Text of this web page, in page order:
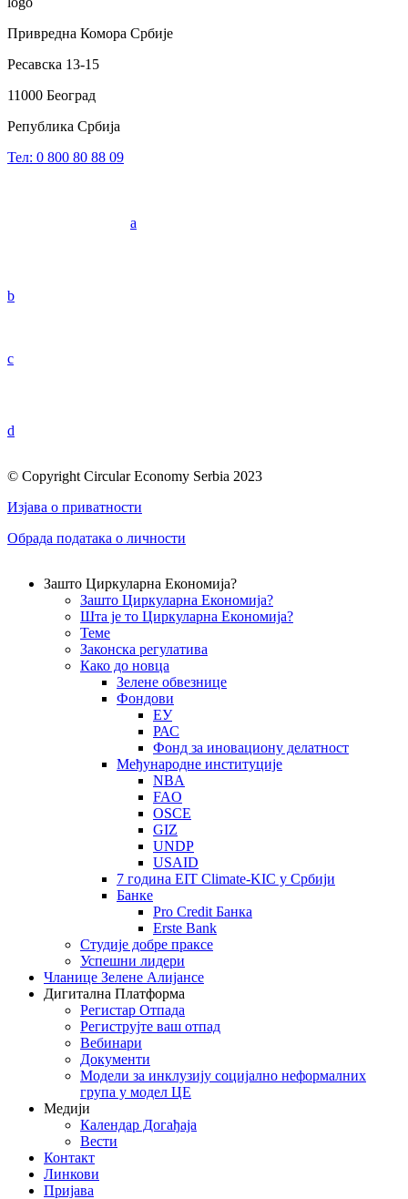
Привредна Комора Србије
Ресавска 13-15
11000 Београд
Република Србија
Тел: 0 800 80 88 09
a
b
c
d
© Copyright Circular Economy Serbia 2023
Изјава о приватности
Обрада података о личности
Зашто Циркуларна Економија?
Зашто Циркуларна Економија?
Шта је то Циркуларна Економија?
Теме
Законска регулатива
Како до новца
Зелене обвезнице
Фондови
ЕУ
РАС
Фонд за иновациону делатност
Међународне институције
NBA
FAO
OSCE
GIZ
UNDP
USAID
7 година EIT Climate-KIC у Србији
Банке
Pro Credit Банка
Erste Bank
Студије добре праксе
Успешни лидери
Чланице Зелене Алијансе
Дигитална Платформа
Регистар Отпада
Региструјте ваш отпад
Вебинари
Документи
Модели за инклузију социјално неформалних
група у модел ЦЕ
Медији
Календар Догађаја
Вести
Контакт
Линкови
Пријава